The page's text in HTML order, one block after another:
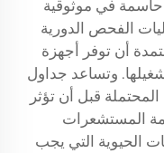
حاسمة في موثوقية
الفحص الدورية
أن توفر أجهزة
وتساعد جداول
قبل أن تؤثر
المستشعرات
الحيوية التي يجب